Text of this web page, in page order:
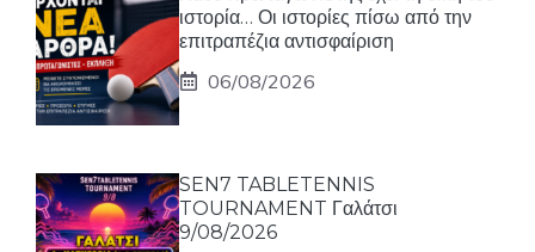
ιστορία… Οι ιστορίες πίσω από την
επιτραπέζια αντισφαίριση
06/08/2026
SEN7 TABLETENNIS
TOURNAMENT Γαλάτσι
9/08/2026